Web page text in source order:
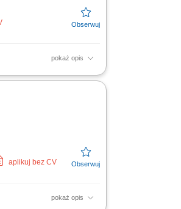
pokaż opis
oraz
aplikuj bez CV
pokaż opis